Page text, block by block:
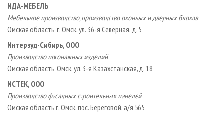
ИДА-МЕБЕЛЬ
Мебельное производство, производство оконных и дверных блоков
Омская область, г. Омск, ул. 36-я Северная, д. 5
Интервуд-Сибирь, ООО
Производство погонажных изделий
Омская область, Омск, ул. 3-я Казахстанская, д. 18
ИСТЕК, ООО
Производство фасадных строительных панелей
Омская область г. Омск, пос. Береговой, а/я 565